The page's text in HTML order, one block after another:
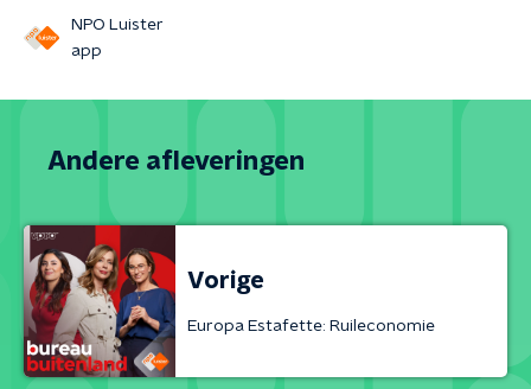
NPO Luister
app
Andere afleveringen
Vorige
Europa Estafette: Ruileconomie